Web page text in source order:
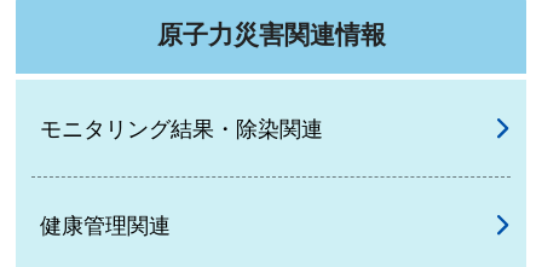
原子力災害関連情報
モニタリング結果・除染関連
健康管理関連